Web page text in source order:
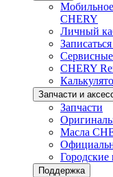
CHERY
Личный
CHERY
Запчасти и
Запчасти
Масла
Поддержка